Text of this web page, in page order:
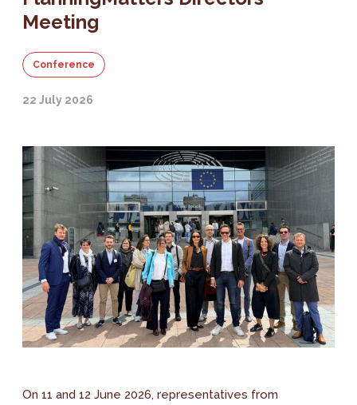
Meeting
Conference
22 July 2026
On 11 and 12 June 2026, representatives from